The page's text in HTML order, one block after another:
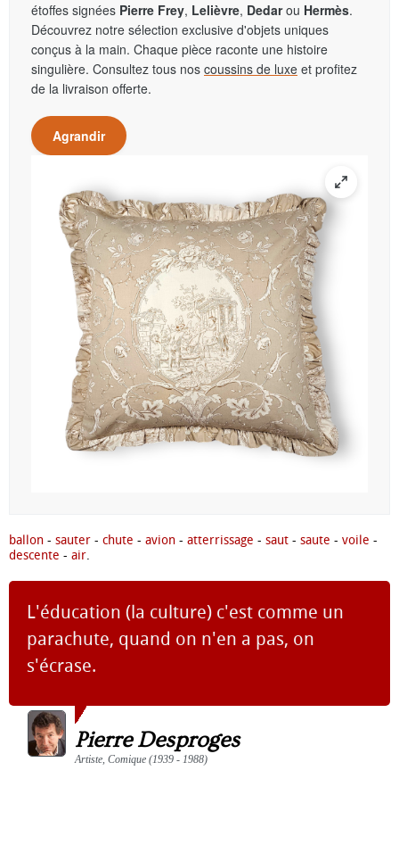
étoffes signées Pierre Frey, Lelièvre, Dedarou Hermès.
Découvrez notre sélection exclusive d'objets uniques
conçus à la main. Chaque pièce raconte une histoire
singulière. Consultez tous nos coussins de luxe et profitez
de la livraison offerte.
Agrandir
ballon - sauter - chute - avion - atterrissage - saut - saute - voile -
descente - air.
L'éducation (la culture) c'est comme un
parachute, quand on n'en a pas, on
s'écrase.
Pierre Desproges
Artiste, Comique (1939 - 1988)